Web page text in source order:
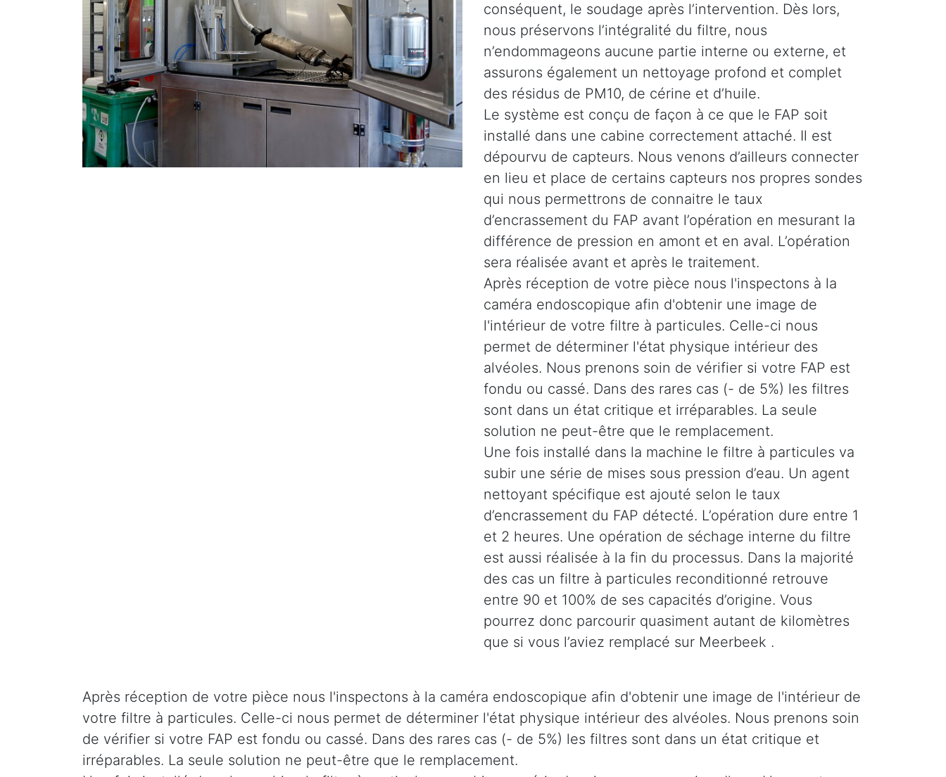
conséquent, le soudage après l’intervention. Dès lors,
nous préservons l’intégralité du filtre, nous
n’endommageons aucune partie interne ou externe, et
assurons également un nettoyage profond et complet
des résidus de PM10, de cérine et d’huile.
Le système est conçu de façon à ce que le FAP soit
installé dans une cabine correctement attaché. Il est
dépourvu de capteurs. Nous venons d’ailleurs connecter
en lieu et place de certains capteurs nos propres sondes
qui nous permettrons de connaitre le taux
d’encrassement du FAP avant l’opération en mesurant la
différence de pression en amont et en aval. L’opération
sera réalisée avant et après le traitement.
Après réception de votre pièce nous l'inspectons à la
caméra endoscopique afin d'obtenir une image de
l'intérieur de votre filtre à particules. Celle-ci nous
permet de déterminer l'état physique intérieur des
alvéoles. Nous prenons soin de vérifier si votre FAP est
fondu ou cassé. Dans des rares cas (- de 5%) les filtres
sont dans un état critique et irréparables. La seule
solution ne peut-être que le remplacement.
Une fois installé dans la machine le filtre à particules va
subir une série de mises sous pression d’eau. Un agent
nettoyant spécifique est ajouté selon le taux
d’encrassement du FAP détecté. L’opération dure entre 1
et 2 heures. Une opération de séchage interne du filtre
est aussi réalisée à la fin du processus. Dans la majorité
des cas un filtre à particules reconditionné retrouve
entre 90 et 100% de ses capacités d’origine. Vous
pourrez donc parcourir quasiment autant de kilomètres
que si vous l’aviez remplacé sur Meerbeek .
Après réception de votre pièce nous l'inspectons à la caméra endoscopique afin d'obtenir une image de l'intérieur de
votre filtre à particules. Celle-ci nous permet de déterminer l'état physique intérieur des alvéoles. Nous prenons soin
de vérifier si votre FAP est fondu ou cassé. Dans des rares cas (- de 5%) les filtres sont dans un état critique et
irréparables. La seule solution ne peut-être que le remplacement.